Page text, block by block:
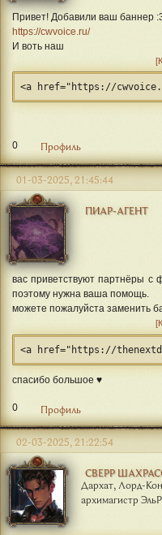
Привет! Добавили ваш баннер
https://cwvoice.ru/
И воть наш
<a href="https://
0 Профиль
ПИАР-АГЕНТ
01-03-2025, 21:45:44
вас приветствуют партнёры с
поэтому нужна ваша помощь.
можете пожалуйста заменить
<a href="https://
спасибо большое ♥️
0 Профиль
СВЕРР
Дархат, Лорд-
архимагистр
02-03-2025, 21:22:54